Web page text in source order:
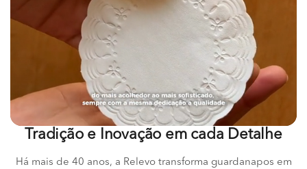
Tradição e Inovação em cada Detalhe
Há mais de 40 anos, a Relevo transforma guardanapos em